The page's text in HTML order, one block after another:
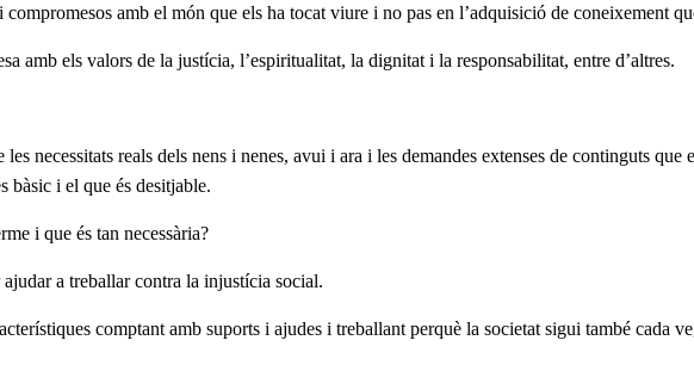
compromesos amb el món que els ha tocat viure i no pas en l’adquisició de coneixement
amb els valors de la justícia, l’espiritualitat, la dignitat i la responsabilitat, entre d’altres.
necessitats reals dels nens i nenes, avui i ara i les demandes extenses de continguts que
bàsic i el que és desitjable.
i que és tan necessària?
a treballar contra la injustícia social.
comptant amb suports i ajudes i treballant perquè la societat sigui també cada